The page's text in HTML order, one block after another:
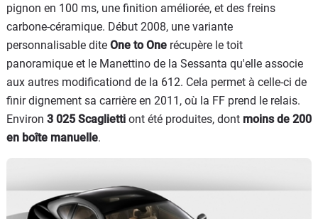
pignon en 100 ms, une finition améliorée, et des freins
carbone-céramique. Début 2008, une variante
personnalisable dite One to One récupère le toit
panoramique et le Manettino de la Sessanta qu'elle associe
aux autres modificationd de la 612. Cela permet à celle-ci de
finir dignement sa carrière en 2011, où la FF prend le relais.
Environ 3 025 Scaglietti ont été produites, dont moins de 200
en boîte manuelle.